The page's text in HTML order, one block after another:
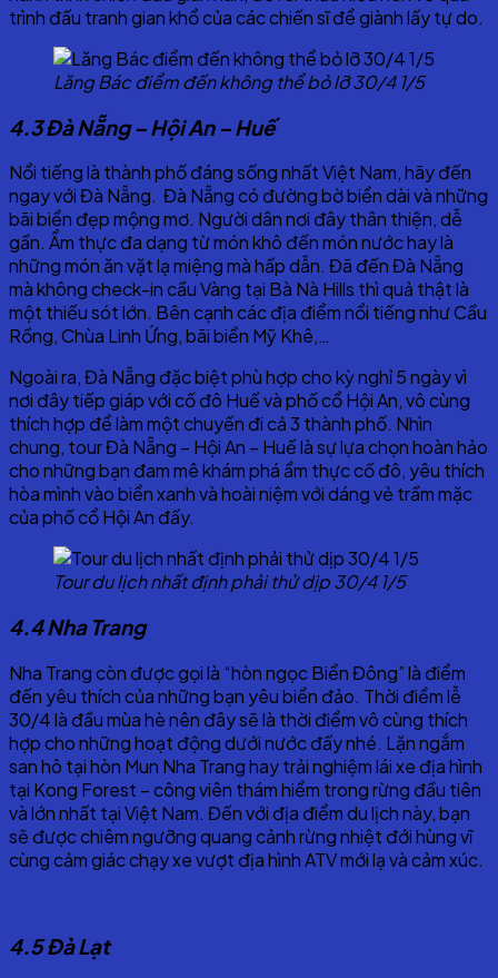
trình đấu tranh gian khổ của các chiến sĩ để giành lấy tự do.
Lăng Bác điểm đến không thể bỏ lỡ 30/4 1/5
4.3 Đà Nẵng – Hội An – Huế
Nổi tiếng là thành phố đáng sống nhất Việt Nam, hãy đến
ngay với Đà Nẵng. Đà Nẵng có đường bờ biển dài và những
bãi biển đẹp mộng mơ. Người dân nơi đây thân thiện, dễ
gần. Ẩm thực đa dạng từ món khô đến món nước hay là
những món ăn vặt lạ miệng mà hấp dẫn. Đã đến Đà Nẵng
mà không check-in cầu Vàng tại Bà Nà Hills thì quả thật là
một thiếu sót lớn. Bên cạnh các địa điểm nổi tiếng như Cầu
Rồng, Chùa Linh Ứng, bãi biển Mỹ Khê,…
Ngoài ra, Đà Nẵng đặc biệt phù hợp cho kỳ nghỉ 5 ngày vì
nơi đây tiếp giáp với cố đô Huế và phố cổ Hội An, vô cùng
thích hợp để làm một chuyến đi cả 3 thành phố. Nhìn
chung, tour Đà Nẵng – Hội An – Huế là sự lựa chọn hoàn hảo
cho những bạn đam mê khám phá ẩm thực cố đô, yêu thích
hòa mình vào biển xanh và hoài niệm với dáng vẻ trầm mặc
của phố cổ Hội An đấy.
Tour du lịch nhất định phải thử dịp 30/4 1/5
4.4 Nha Trang
Nha Trang còn được gọi là “hòn ngọc Biển Đông” là điểm
đến yêu thích của những bạn yêu biển đảo. Thời điểm lễ
30/4 là đầu mùa hè nên đây sẽ là thời điểm vô cùng thích
hợp cho những hoạt động dưới nước đấy nhé. Lặn ngắm
san hô tại hòn Mun Nha Trang hay trải nghiệm lái xe địa hình
tại Kong Forest – công viên thám hiểm trong rừng đầu tiên
và lớn nhất tại Việt Nam. Đến với địa điểm du lịch này, bạn
sẽ được chiêm ngưỡng quang cảnh rừng nhiệt đới hùng vĩ
cùng cảm giác chạy xe vượt địa hình ATV mới lạ và cảm xúc.
4.5 Đà Lạt